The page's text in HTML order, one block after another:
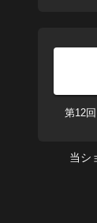
第12
当シ